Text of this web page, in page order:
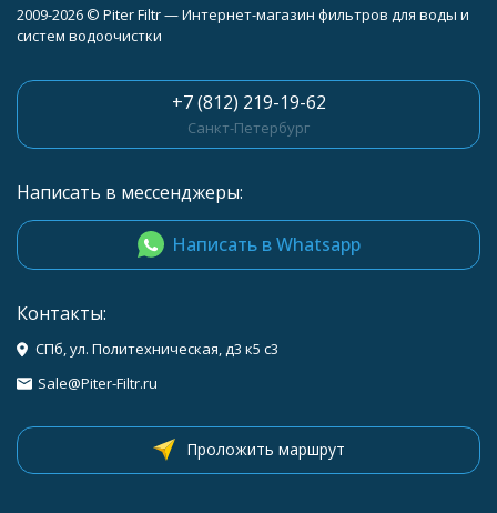
2009-2026 © Piter Filtr — Интернет-магазин фильтров для воды и
систем водоочистки
+7 (812) 219-19-62
Санкт-Петербург
Написать в мессенджеры:
Написать в Whatsapp
Контакты:
СПб, ул. Политехническая, д3 к5 с3
Sale@Piter-Filtr.ru
Проложить маршрут